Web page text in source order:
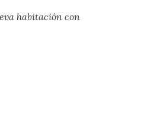
habitación con